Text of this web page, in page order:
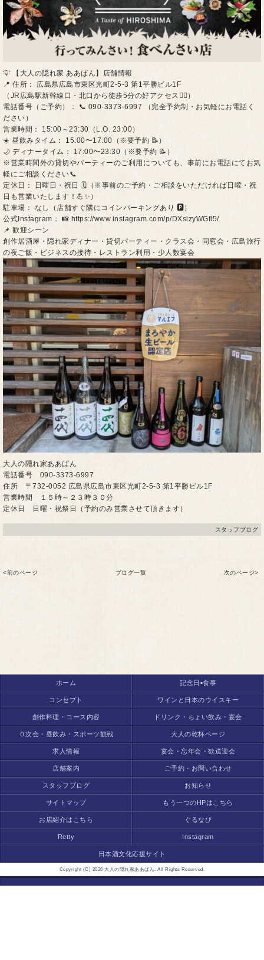
​💡 【大人の隠れ家 ああばん】店舗情報
​📍 住所： 広島県広島市東区光町2-5-3 第1平勝ビル1F
（JR広島駅新幹線口・北口から徒歩5分の好アクセス🏃‍♂️）
​電話番号（ご予約）： 📞 090-3373-6997 （完全予約制・お気軽にお電話く
ださい）
​営業時間： 15:00～23:30（L.O. 23:00）
​☀️ 昼飲みタイム： 15:00〜17:00（※要予約 📝）
​🌙 ディナータイム： 17:00〜23:30（※要予約 📝）
​※営業時間外の貸切やパーティーのご利用についても、事前にお電話にてお気
軽にご相談ください📞
​定休日： 日曜日・祝日 🗓️（※事前のご予約・ご相談をいただければ日曜・祝
日も営業いたします！💪✨）
​駐車場： なし（店舗すぐ隣にコインパーキングあり 🅿️）
​公式Instagram： 📸 https://www.instagram.com/p/DXsizyWGfl5/
​📌 歓迎シーン
創作居酒屋・隠れ家ディナー・貸切パーティー・クラス会・同窓会・広島旅行
の夜ご飯・ビジネスの接待・レストラン利用・少人数宴会
大人の隠れ家ああばん
電話番号 090-3373-6997
住所 〒732-0052 広島県広島市東区光町2-5-3 第1平勝ビル1F
営業時間 １５時～２３時３０分
定休日 日曜・祝祭日（予約のみ営業させて頂きます）
スタッフブログ
<前のページ ブログ一覧 次のページ>
ホーム 記念日▪食事
コンセプト ワインと日本のウイスキー
創作料理・コース内容 ドリンク・ちょい飲み・宴会
０次会・昼飲み・スポーツ観戦 大人の乾杯ページ
求人情報 宴会・忘年会・歓送迎会
店舗案内 ご予約・お問い合わせ
スタッフブログ お知らせ
サイトマップ もう一つのHPはこちら
お店紹介はこちら ぐるなび
Retty Instagram
日本酒文化応援サイト
Copyright (C) 2026 大人の隠れ家ああばん. All Rights Reserved.